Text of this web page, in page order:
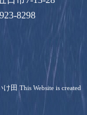
8298
け田 This Website is created